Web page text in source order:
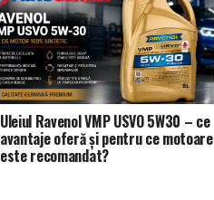
Uleiul Ravenol VMP USVO 5W30 – ce
avantaje oferă și pentru ce motoare
este recomandat?